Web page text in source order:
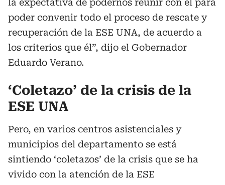
la expectativa de podernos reunir con él para
poder convenir todo el proceso de rescate y
recuperación de la ESE UNA, de acuerdo a
los criterios que él”, dijo el Gobernador
Eduardo Verano.
‘Coletazo’ de la crisis de la
ESE UNA
Pero, en varios centros asistenciales y
municipios del departamento se está
sintiendo ‘coletazos’ de la crisis que se ha
vivido con la atención de la ESE